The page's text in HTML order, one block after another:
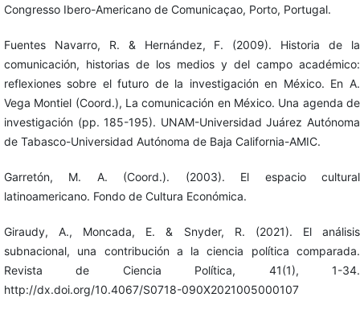
Congresso Ibero-Americano de Comunicaçao, Porto, Portugal.
Fuentes Navarro, R. & Hernández, F. (2009). Historia de la
comunicación, historias de los medios y del campo académico:
reflexiones sobre el futuro de la investigación en México. En A.
Vega Montiel (Coord.), La comunicación en México. Una agenda de
investigación (pp. 185-195). UNAM-Universidad Juárez Autónoma
de Tabasco-Universidad Autónoma de Baja California-AMIC.
Garretón, M. A. (Coord.). (2003). El espacio cultural
latinoamericano. Fondo de Cultura Económica.
Giraudy, A., Moncada, E. & Snyder, R. (2021). El análisis
subnacional, una contribución a la ciencia política comparada.
Revista de Ciencia Política, 41(1), 1-34.
http://dx.doi.org/10.4067/S0718-090X2021005000107